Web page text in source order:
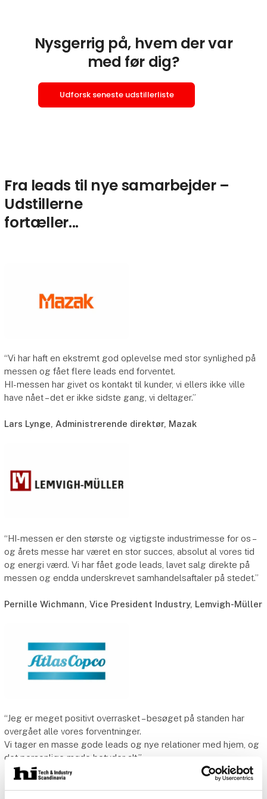
Nysgerrig på, hvem der var
med før dig?
Udforsk seneste udstillerliste
Fra leads til nye samarbejder –
Udstillerne
fortæller...
“Vi har haft en ekstremt god oplevelse med stor synlighed på
messen og fået flere leads end forventet.
HI-messen har givet os kontakt til kunder, vi ellers ikke ville
have nået – det er ikke sidste gang, vi deltager.”
Lars Lynge, Administrerende direktør, Mazak
“HI-messen er den største og vigtigste industrimesse for os –
og årets messe har været en stor succes, absolut al vores tid
og energi værd. Vi har fået gode leads, lavet salg direkte på
messen og endda underskrevet samhandelsaftaler på stedet.”
Pernille Wichmann, Vice President Industry, Lemvigh-Müller
“Jeg er meget positivt overrasket – besøget på standen har
overgået alle vores forventninger.
Vi tager en masse gode leads og nye relationer med hjem, og
det personlige møde betyder alt.”
Henrik Rasmussen, Salgschef for Industrial Air, Atlas